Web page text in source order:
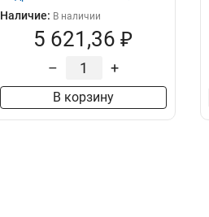
Наличие: В наличии
5 621,36 ₽
– +
В корзину